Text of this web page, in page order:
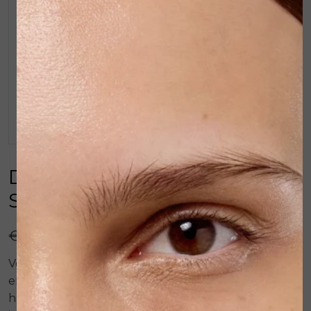
Dermalogica Skin
Smoothing Cream 50ml
€ 56,00
Vernieuwd! Nog betere hydratatie. Dagcrème
en/of nachtcrème voor een normale tot droge
huidconditie. Dermalogica Skin Smoothing cream